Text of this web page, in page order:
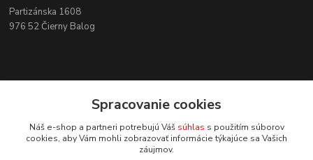
Partizánska 1608
976 52 Čierny Balog
+421 915 526 286
(Po-Pia, 8-17 hod.)
Spracovanie cookies
Náš e-shop a partneri potrebujú Váš súhlas s použitím súborov
cookies, aby Vám mohli zobrazovať informácie týkajúce sa Vašich
záujmov.